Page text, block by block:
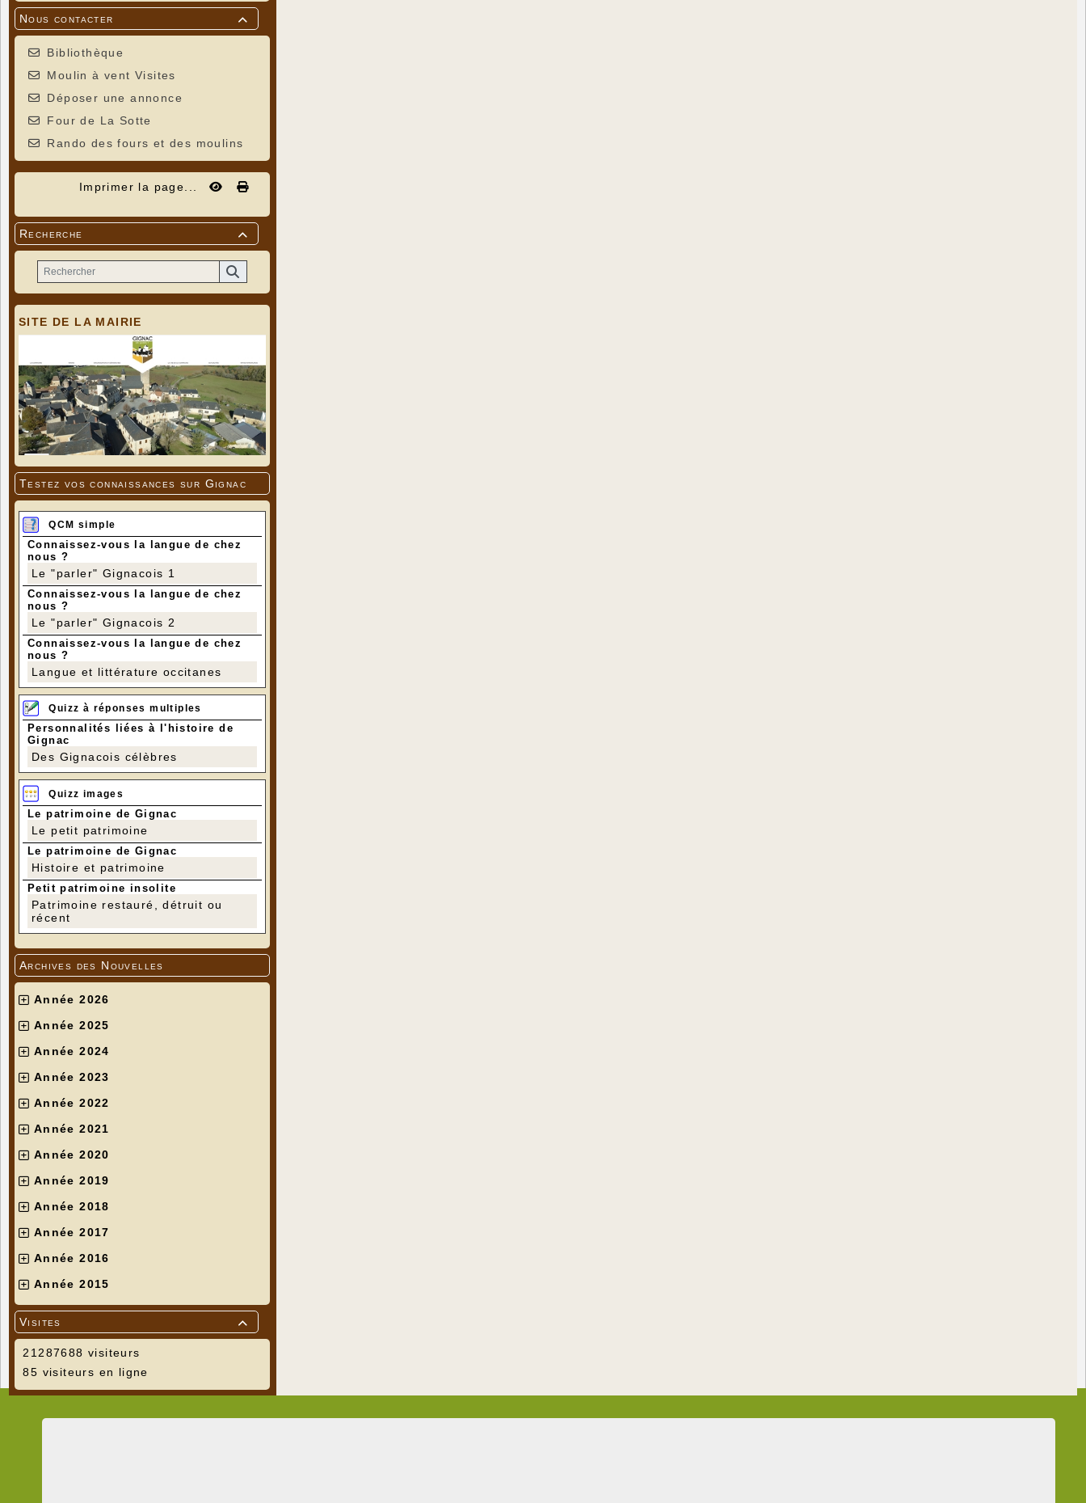

Nous contacter
Bibliothèque
Moulin à vent Visites
Déposer une annonce
Four de La Sotte
Rando des fours et des moulins
Imprimer la page...

Recherche
SITE DE LA MAIRIE
Testez vos connaissances sur Gignac
QCM simple
Connaissez-vous la langue de chez
nous ?
Le "parler" Gignacois 1
Connaissez-vous la langue de chez
nous ?
Le "parler" Gignacois 2
Connaissez-vous la langue de chez
nous ?
Langue et littérature occitanes
Quizz à réponses multiples
Personnalités liées à l'histoire de
Gignac
Des Gignacois célèbres
Quizz images
Le patrimoine de Gignac
Le petit patrimoine
Le patrimoine de Gignac
Histoire et patrimoine
Petit patrimoine insolite
Patrimoine restauré, détruit ou
récent
Archives des Nouvelles
Année 2026
Année 2025
Année 2024
Année 2023
Année 2022
Année 2021
Année 2020
Année 2019
Année 2018
Année 2017
Année 2016
Année 2015

Visites
21287688 visiteurs
85 visiteurs en ligne